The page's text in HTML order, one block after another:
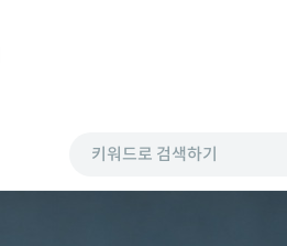
키워드로 검색하기